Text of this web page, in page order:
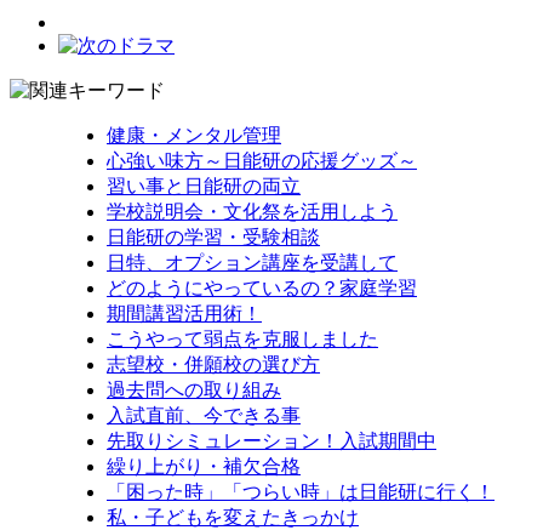
健康・メンタル管理
心強い味方～日能研の応援グッズ～
習い事と日能研の両立
学校説明会・文化祭を活用しよう
日能研の学習・受験相談
日特、オプション講座を受講して
どのようにやっているの？家庭学習
期間講習活用術！
こうやって弱点を克服しました
志望校・併願校の選び方
過去問への取り組み
入試直前、今できる事
先取りシミュレーション！入試期間中
繰り上がり・補欠合格
「困った時」「つらい時」は日能研に行く！
私・子どもを変えたきっかけ